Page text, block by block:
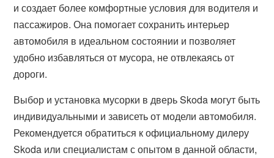
и создает более комфортные условия для водителя и
пассажиров. Она помогает сохранить интерьер
автомобиля в идеальном состоянии и позволяет
удобно избавляться от мусора, не отвлекаясь от
дороги.
Выбор и установка мусорки в дверь Skoda могут быть
индивидуальными и зависеть от модели автомобиля.
Рекомендуется обратиться к официальному дилеру
Skoda или специалистам с опытом в данной области,